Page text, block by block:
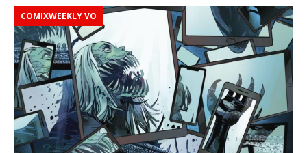
COMIXWEEKLY VO